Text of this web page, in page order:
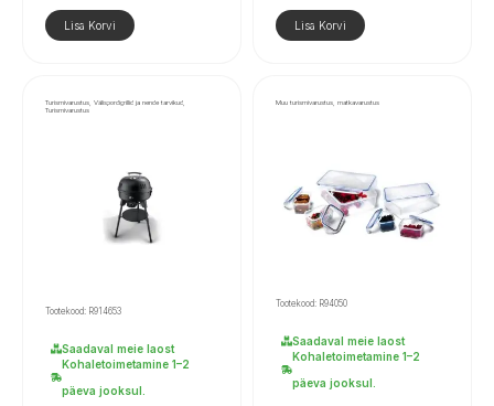
Lisa Korvi Lisa Korvi
Turismivarustus, Välispordigrillid ja nende tarvikud,
Turismivarustus
Tootekood: R914653
Saadaval meie laost
Kohaletoimetamine 1–2
päeva jooksul.
Muu turismivarustus, matkavarustus
Tootekood: R94050
Saadaval meie laost
Kohaletoimetamine 1–2
päeva jooksul.